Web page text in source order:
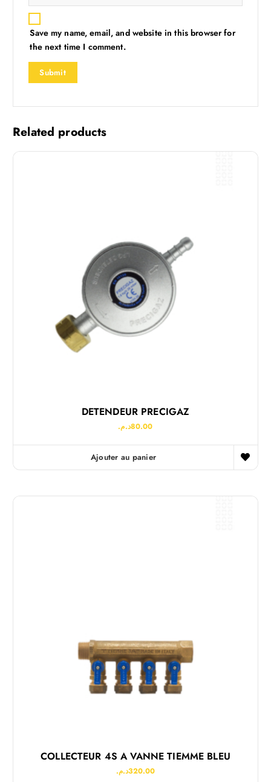
Save my name, email, and website in this browser for
the next time I comment.
Related products
DETENDEUR PRECIGAZ
80.00د.م.
Ajouter au panier
COLLECTEUR 4S A VANNE TIEMME BLEU
320.00د.م.